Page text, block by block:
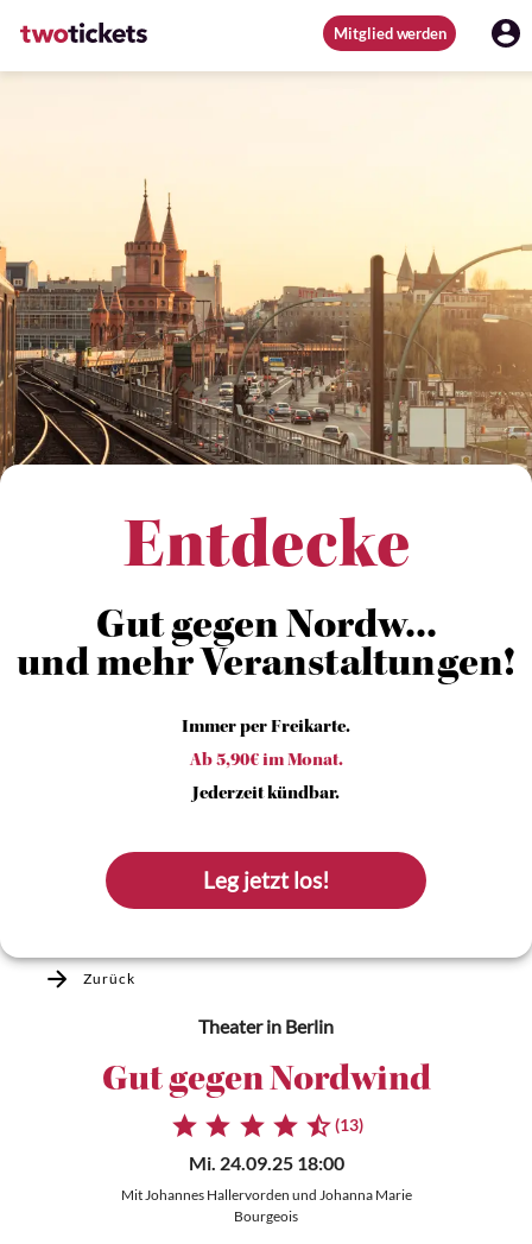
Mitglied werden
Entdecke
Gut gegen Nordw...
und mehr Veranstaltungen!
Immer per Freikarte.
Ab 5,90€ im Monat.
Jederzeit kündbar.
Leg jetzt los!
Zurück
Theaterin Berlin
Gut gegen Nordwind
(13)
Mi. 24.09.25 18:00
Mit Johannes Hallervorden und Johanna Marie
Bourgeois